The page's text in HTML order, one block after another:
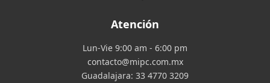
Atención
Lun-Vie 9:00 am - 6:00 pm
contacto@mipc.com.mx
Guadalajara: 33 4770 3209